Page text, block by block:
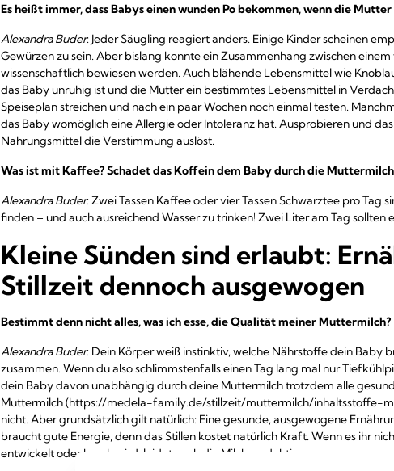
Es heißt immer, dass Babys einen wunden Po bekommen, wenn die
Alexandra Buder: Jeder Säugling reagiert anders. Einige Kinder scheinen
Gewürzen zu sein. Aber bislang konnte ein Zusammenhang zwischen
wissenschaftlich bewiesen werden. Auch blähende Lebensmittel wie
das Baby unruhig ist und die Mutter ein bestimmtes Lebensmittel in
Speiseplan streichen und nach ein paar Wochen noch einmal testen.
das Baby womöglich eine Allergie oder Intoleranz hat. Ausprobieren und
Nahrungsmittel die Verstimmung auslöst.
Was ist mit Kaffee? Schadet das Koffein dem Baby durch die
Alexandra Buder: Zwei Tassen Kaffee oder vier Tassen Schwarztee pro
finden – und auch ausreichend Wasser zu trinken! Zwei Liter am Tag sollten
Kleine Sünden sind erlaubt:
Stillzeit dennoch ausgewogen
Bestimmt denn nicht alles, was ich esse, die Qualität meiner Muttermilch?
Alexandra Buder: Dein Körper weiß instinktiv, welche Nährstoffe dein Baby
zusammen. Wenn du also schlimmstenfalls einen Tag lang mal nur
dein Baby davon unabhängig durch deine Muttermilch trotzdem alle
Muttermilch (https://medela-family.de/stillzeit/muttermilch/inhaltsstoffe-
nicht. Aber grundsätzlich gilt natürlich: Eine gesunde, ausgewogene
braucht gute Energie, denn das Stillen kostet natürlich Kraft. Wenn es ihr
entwickelt oder krank wird, leidet auch die Milchproduktion.